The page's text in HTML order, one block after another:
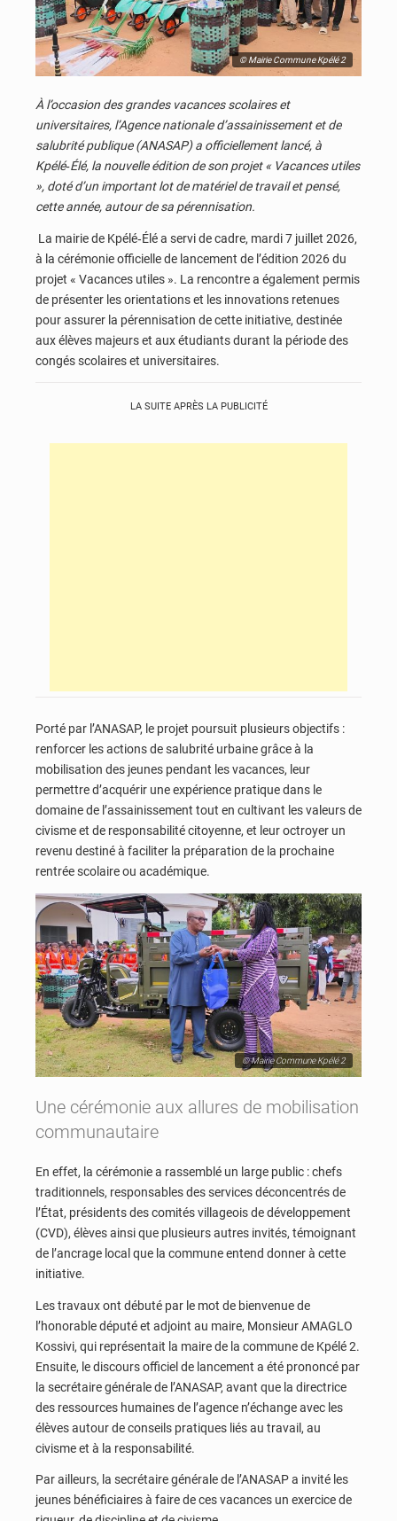
© Mairie Commune Kpélé 2
À l’occasion des grandes vacances scolaires et
universitaires, l’Agence nationale d’assainissement et de
salubrité publique (ANASAP) a officiellement lancé, à
Kpélé‑Élé, la nouvelle édition de son projet « Vacances utiles
», doté d’un important lot de matériel de travail et pensé,
cette année, autour de sa pérennisation.
La mairie de Kpélé‑Élé a servi de cadre, mardi 7 juillet 2026,
à la cérémonie officielle de lancement de l’édition 2026 du
projet « Vacances utiles ». La rencontre a également permis
de présenter les orientations et les innovations retenues
pour assurer la pérennisation de cette initiative, destinée
aux élèves majeurs et aux étudiants durant la période des
congés scolaires et universitaires.
LA SUITE APRÈS LA PUBLICITÉ
Porté par l’ANASAP, le projet poursuit plusieurs objectifs :
renforcer les actions de salubrité urbaine grâce à la
mobilisation des jeunes pendant les vacances, leur
permettre d’acquérir une expérience pratique dans le
domaine de l’assainissement tout en cultivant les valeurs de
civisme et de responsabilité citoyenne, et leur octroyer un
revenu destiné à faciliter la préparation de la prochaine
rentrée scolaire ou académique.
© Mairie Commune Kpélé 2
Une cérémonie aux allures de mobilisation
communautaire
En effet, la cérémonie a rassemblé un large public : chefs
traditionnels, responsables des services déconcentrés de
l’État, présidents des comités villageois de développement
(CVD), élèves ainsi que plusieurs autres invités, témoignant
de l’ancrage local que la commune entend donner à cette
initiative.
Les travaux ont débuté par le mot de bienvenue de
l’honorable député et adjoint au maire, Monsieur AMAGLO
Kossivi, qui représentait la maire de la commune de Kpélé 2.
Ensuite, le discours officiel de lancement a été prononcé par
la secrétaire générale de l’ANASAP, avant que la directrice
des ressources humaines de l’agence n’échange avec les
élèves autour de conseils pratiques liés au travail, au
civisme et à la responsabilité.
Par ailleurs, la secrétaire générale de l’ANASAP a invité les
jeunes bénéficiaires à faire de ces vacances un exercice de